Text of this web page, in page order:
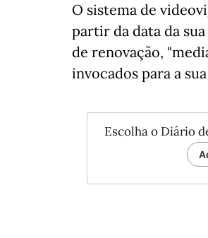
O sistema de
partir da data da
de renovação,
invocados para a
Escolha o Diário